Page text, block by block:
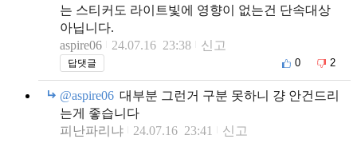
는 스티커도 라이트빛에 영향이 없는건 단속대상
아닙니다.
aspire06
24.07.16 23:38 신고
답댓글 0 2
@aspire06 대부분 그런거 구분 못하니 걍 안건드리
는게 좋습니다
피난파리냐
24.07.16 23:41 신고